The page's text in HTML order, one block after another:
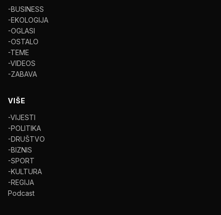
-BUSINESS
-EKOLOGIJA
-OGLASI
-OSTALO
-TEME
-VIDEOS
-ZABAVA
VIŠE
-VIJESTI
-POLITIKA
-DRUŠTVO
-BIZNIS
-SPORT
-KULTURA
-REGIJA
Podcast